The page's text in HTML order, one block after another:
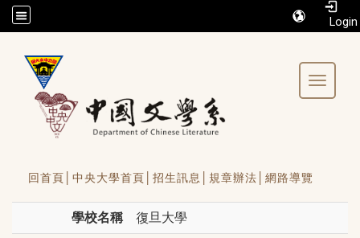
/accesskey"" title="Toolbar">:::
Toggle
回首頁│ 中央大學首頁│ 招生訊息│ 規章辦法│ 網路導覽
學校名稱 復旦大學